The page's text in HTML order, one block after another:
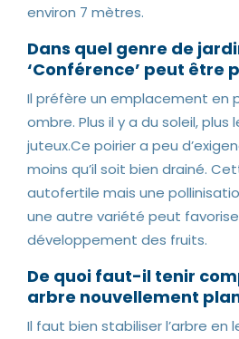
environ 7 mètres.
Dans quel genre de
‘Conférence’ peut être
Il préfère un emplacement en
ombre. Plus il y a du soleil, plus
juteux.Ce poirier a peu
moins qu’il soit bien drainé.
autofertile mais une
une autre variété peut
développement des fruits.
De quoi faut-il tenir
arbre nouvellement
Il faut bien stabiliser l’arbre en